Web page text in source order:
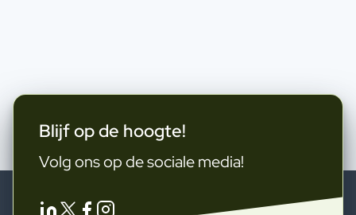
Blijf op de hoogte!
Volg ons op de sociale media!